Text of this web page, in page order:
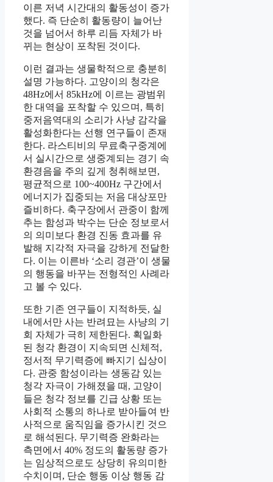
이른 저녁 시간대의 활동성이 증가
했다. 즉 단순히 활동량이 늘어난
것을 넘어서 하루 리듬 자체가 바
뀌는 현상이 포착된 것이다.
이런 결과는 생물학적으로 충분히
설명 가능하다. 고양이의 청각은
48Hz에서 85kHz에 이르는 광범위
한 대역을 포착할 수 있으며, 특히
중저음역대의 소리가 사냥 감각을
활성화한다는 선행 연구들이 존재
한다. 라스티비의 무료축구중계에
서 실시간으로 생중계되는 경기 속
환경음을 주의 깊게 청취해보면,
평균적으로 100~400Hz 구간에서
에너지가 집중되는 저음 대상포만
즐비하다. 축구장에서 관중이 함께
추는 함성과 박수는 단순 정보로서
의 의미보다 환경 진동 효과를 유
발해 지각적 자극을 강하게 전달한
다. 이는 이른바 ‘소리 경관’이 생물
의 행동을 바꾸는 전형적인 사례라
고 볼 수 있다.
또한 기존 연구들이 지적하듯, 실
내에서만 사는 반려묘는 사냥의 기
회 자체가 극히 제한된다. 획일화
된 청각 환경이 지속되면 신체적,
정서적 무기력증에 빠지기 십상이
다. 관중 함성이라는 생동감 있는
청각 자극이 가해졌을 때, 고양이
들은 청각 정보를 긴급 상황 또는
사회적 소통의 하나로 받아들여 반
사적으로 움직임을 증가시킨 것으
로 해석된다. 무기력증 완화라는
측면에서 40% 정도의 활동량 증가
는 임상적으로도 상당히 유의미한
수치이며, 단순 행동 이상 행동 감